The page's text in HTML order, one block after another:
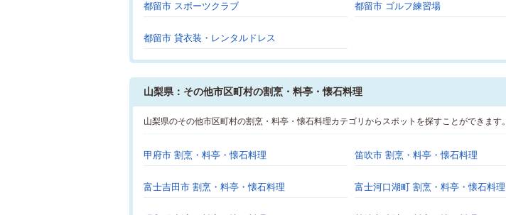
都留市 スポーツクラブ 都留市 ゴルフ練習場
都留市 貸衣装・レンタルドレス
山梨県：その他市区町村の割烹・料亭・懐石料理
山梨県のその他市区町村の割烹・料亭・懐石料理カテゴリからスポットを探すことができます。
甲府市 割烹・料亭・懐石料理 笛吹市 割烹・料亭・懐石料理
富士吉田市 割烹・料亭・懐石料理 富士河口湖町 割烹・料亭・懐石料理